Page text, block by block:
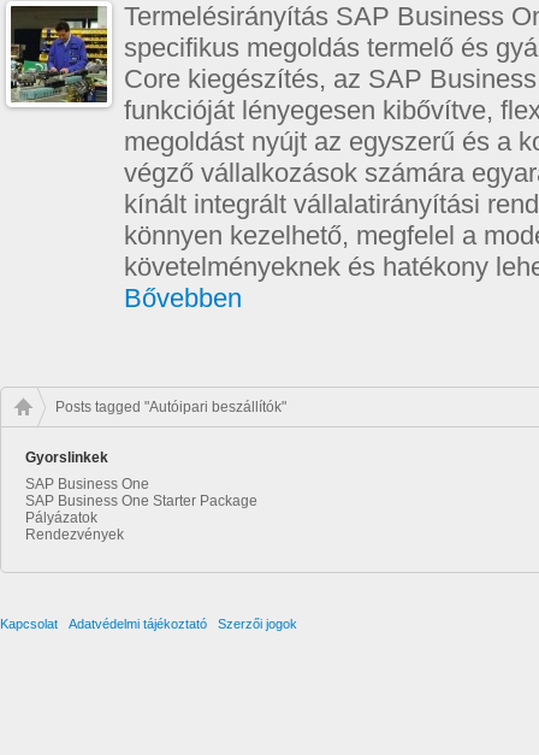
Termelésirányítás SAP Business
specifikus megoldás termelő és
Core kiegészítés, az SAP
funkcióját lényegesen kibővítve,
megoldást nyújt az egyszerű és a
végző vállalkozások számára
kínált integrált vállalatirányítási
könnyen kezelhető, megfelel a
követelményeknek és hatékony
Bővebben
Posts tagged "Autóipari beszállítók"
Gyorslinkek
SAP Business One
SAP Business One Starter Package
Pályázatok
Rendezvények
Kapcsolat Adatvédelmi tájékoztató Szerzői jogok